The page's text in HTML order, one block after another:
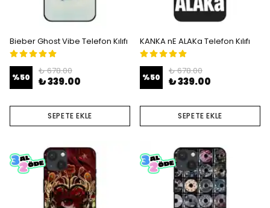
Bieber Ghost Vibe Telefon Kılıfı
%50
₺ 678.00
₺ 339.00
SEPETE EKLE
KANKA nE ALAKa Telefon Kılıfı
%50
₺ 678.00
₺ 339.00
SEPETE EKLE